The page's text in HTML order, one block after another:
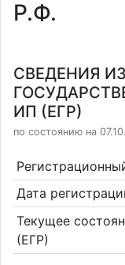
Р.Ф.
СВЕДЕНИЯ
ИП (ЕГР)
по состоянию на
Дата
Текущее
(ЕГР)